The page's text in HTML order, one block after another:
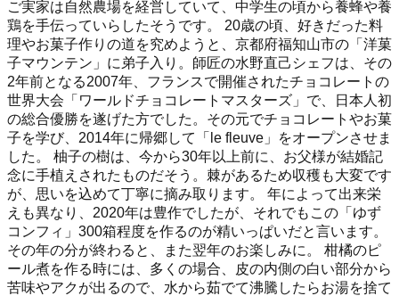
ご実家は自然農場を経営していて、中学生の頃から養蜂や養
鶏を手伝っていらしたそうです。 20歳の頃、好きだった料
理やお菓子作りの道を究めようと、京都府福知山市の「洋菓
子マウンテン」に弟子入り。師匠の水野直己シェフは、その
2年前となる2007年、フランスで開催されたチョコレートの
世界大会「ワールドチョコレートマスターズ」で、日本人初
の総合優勝を遂げた方でした。その元でチョコレートやお菓
子を学び、2014年に帰郷して「le fleuve」をオープンさせま
した。 柚子の樹は、今から30年以上前に、お父様が結婚記
念に手植えされたものだそう。棘があるため収穫も大変です
が、思いを込めて丁寧に摘み取ります。 年によって出来栄
えも異なり、2020年は豊作でしたが、それでもこの「ゆず
コンフィ」300箱程度を作るのが精いっぱいだと言います。
その年の分が終わると、また翌年のお楽しみに。 柑橘のピ
ール煮を作る時には、多くの場合、皮の内側の白い部分から
苦味やアクが出るので、水から茹でて沸騰したらお湯を捨て